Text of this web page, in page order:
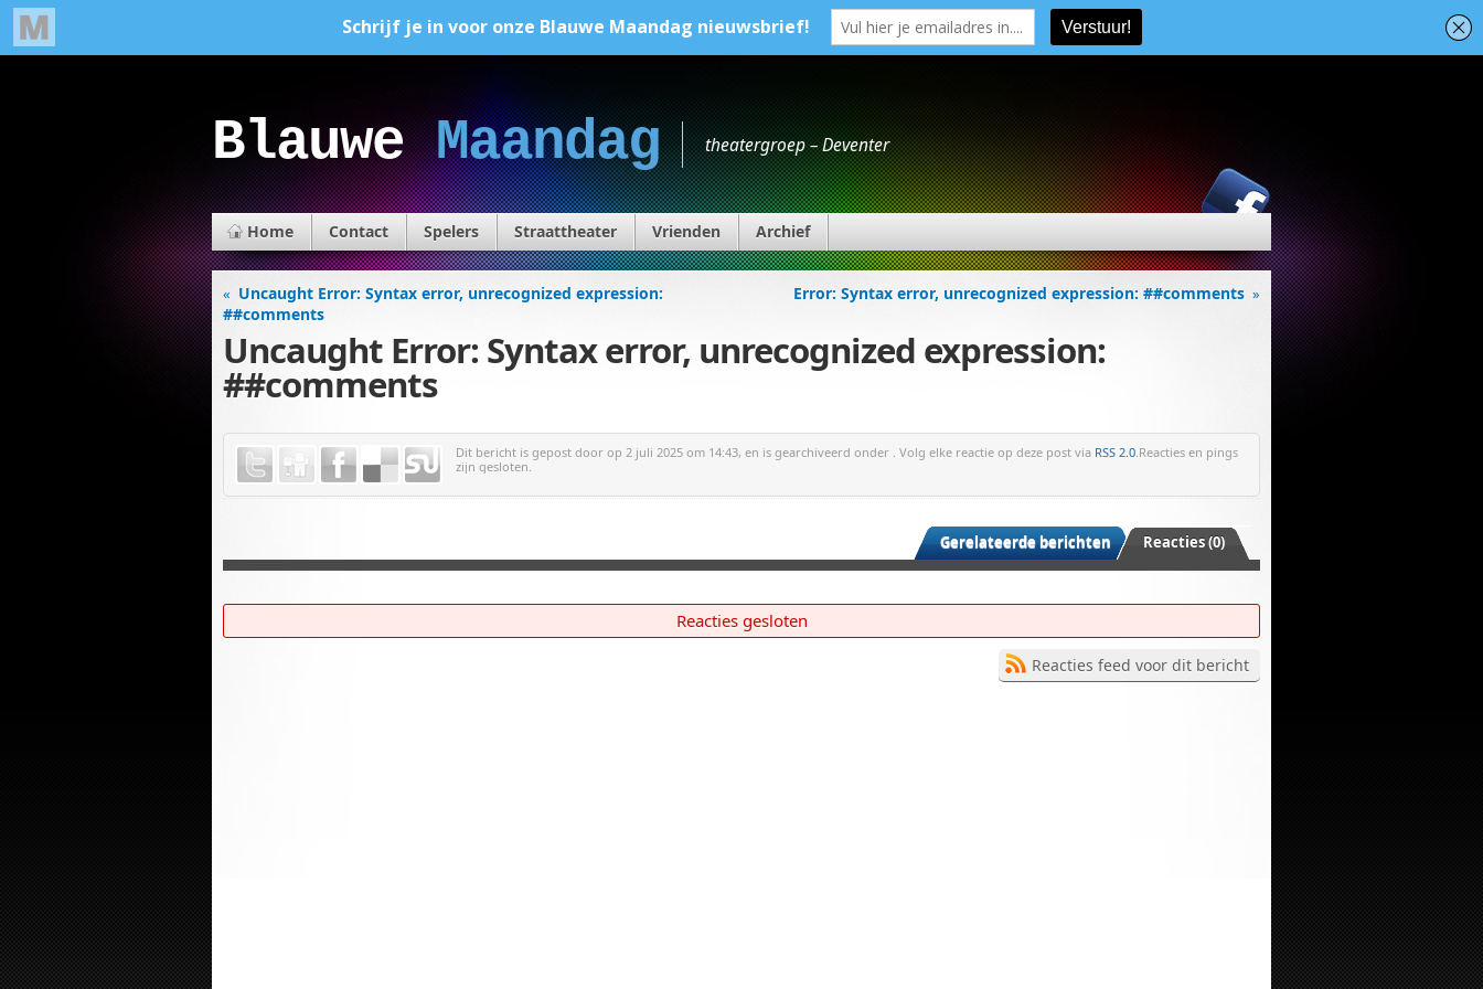
BlauweMaandag theatergroep – Deventer
Home Contact Spelers Straattheater Vrienden Archief
« Uncaught Error: Syntax error, unrecognized expression:
##comments
Error: Syntax error, unrecognized expression: ##comments »
Uncaught Error: Syntax error, unrecognized expression:
##comments
Dit bericht is gepost door op 2 juli 2025 om 14:43, en is gearchiveerd onder . Volg elke reactie op deze post via RSS 2.0.Reacties en pings
zijn gesloten.
Reacties (0)
Gerelateerde berichten
Reacties gesloten
Reacties feed voor dit bericht